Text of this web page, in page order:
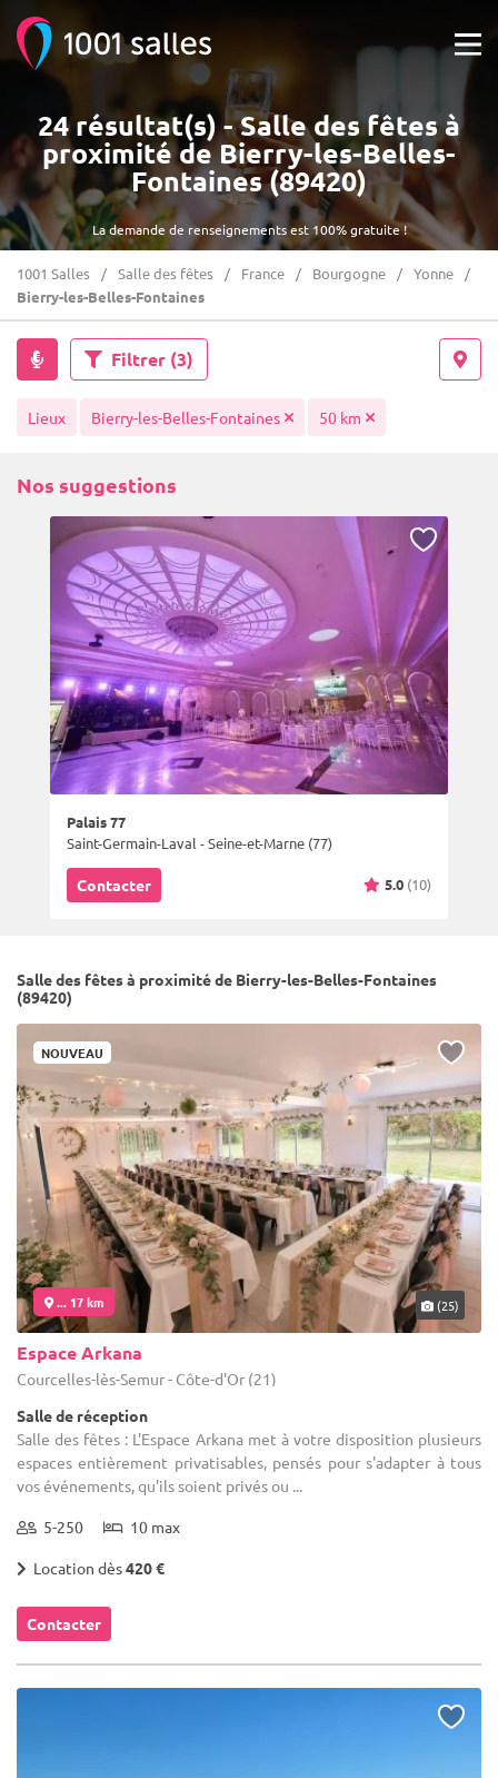
La demande de renseignements est 100% gratuite !
24 résultat(s) - Salle des fêtes à
proximité de Bierry-les-Belles-
Fontaines (89420)
1001 Salles Salle des fêtes France Bourgogne
Yonne
Bierry-les-Belles-Fontaines
Filtrer (3)
Lieux Bierry-les-Belles-Fontaines 50 km
Nos suggestions
Palais 77
Saint-Germain-Laval - Seine-et-Marne (77)
Contacter 5.0 (10)
Salle des fêtes à proximité de Bierry-les-Belles-Fontaines
(89420)
NOUVEAU
... 17 km (25)
Espace Arkana
Courcelles-lès-Semur - Côte-d'Or (21)
Salle de réception
Salle des fêtes : L'Espace Arkana met à votre disposition plusieurs
espaces entièrement privatisables, pensés pour s'adapter à tous
vos événements, qu'ils soient privés ou ...
5-250 10 max
Location dès420 €
Contacter